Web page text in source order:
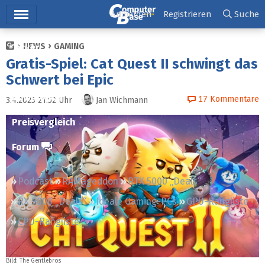
Ticker
Tests
Downloads
Preisvergleich
Forum
Podcast RAMageddon
RTX 5000 „Deals“
RX 9000 „Deals“
Ideale Gaming-PCs
GPU-Rangliste
CPU-Rangliste
Anmelden Registrieren Suche
NEWS GAMING
Gratis-Spiel: Cat Quest II schwingt das
Schwert bei Epic
3.4.2025 21:52 Uhr Jan Wichmann 17 Kommentare
Bild: The Gentlebros